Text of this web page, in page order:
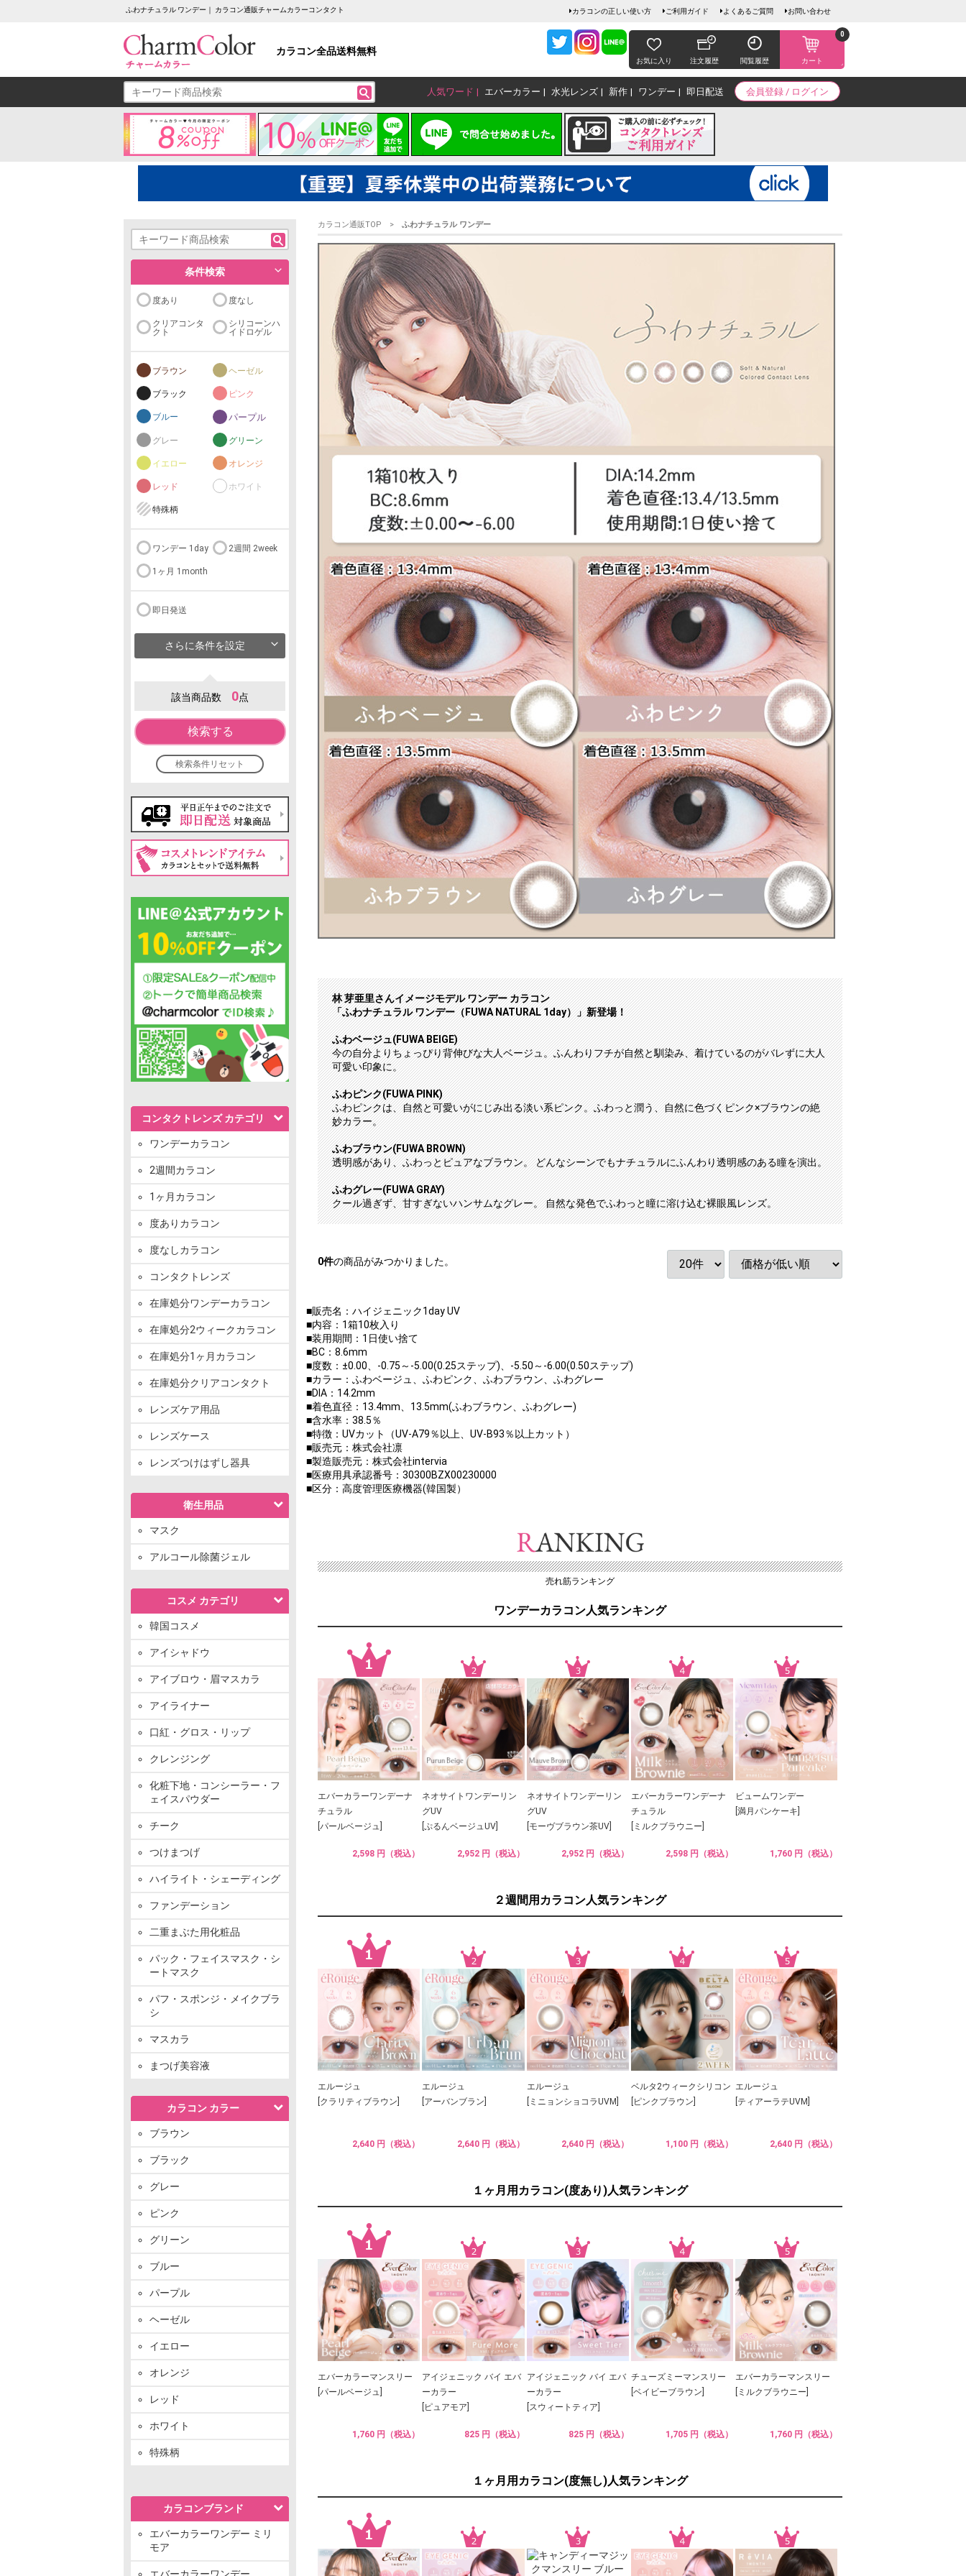
ふわナチュラル ワンデー｜ カラコン通販チャームカラーコンタクト カラコンの正しい使い方 ご利用ガイド よくあるご質問 お問い合わせ
カラコン全品送料無料
お気に入り 注文履歴 閲覧履歴 カート
0
会員登録 / ログイン
人気ワード エバーカラー 水光レンズ 新作 ワンデー 即日配送
条件検索
度あり 度なし
クリアコンタ
クト
シリコーンハ
イドロゲル
ブラウン ヘーゼル
ブラック ピンク
ブルー パープル
グレー グリーン
イエロー オレンジ
レッド ホワイト
特殊柄
ワンデー 1day 2週間 2week
1ヶ月 1month
即日発送
さらに条件を設定
該当商品数 0点
検索する
検索条件リセット
コンタクトレンズ カテゴリ
ワンデーカラコン
2週間カラコン
1ヶ月カラコン
度ありカラコン
度なしカラコン
コンタクトレンズ
在庫処分ワンデーカラコン
在庫処分2ウィークカラコン
在庫処分1ヶ月カラコン
在庫処分クリアコンタクト
レンズケア用品
レンズケース
レンズつけはずし器具
衛生用品
マスク
アルコール除菌ジェル
コスメ カテゴリ
韓国コスメ
アイシャドウ
アイブロウ・眉マスカラ
アイライナー
口紅・グロス・リップ
クレンジング
化粧下地・コンシーラー・フ
ェイスパウダー
チーク
つけまつげ
ハイライト・シェーディング
ファンデーション
二重まぶた用化粧品
パック・フェイスマスク・シ
ートマスク
パフ・スポンジ・メイクブラ
シ
マスカラ
まつげ美容液
カラコン カラー
ブラウン
ブラック
グレー
ピンク
グリーン
ブルー
パープル
ヘーゼル
イエロー
オレンジ
レッド
ホワイト
特殊柄
カラコンブランド
エバーカラーワンデー ミリ
モア
エバーカラーワンデー
カラコン通販TOP ふわナチュラル ワンデー
林 芽亜里さんイメージモデル ワンデー カラコン
「ふわナチュラル ワンデー（FUWA NATURAL 1day）」新登場！
ふわベージュ(FUWA BEIGE)
今の自分よりちょっぴり背伸びな大人ベージュ。ふんわりフチが自然と馴染み、着けているのがバレずに大人
可愛い印象に。
ふわピンク(FUWA PINK)
ふわピンクは、自然と可愛いがにじみ出る淡い系ピンク。ふわっと潤う、自然に色づくピンク×ブラウンの絶
妙カラー。
ふわブラウン(FUWA BROWN)
透明感があり、ふわっとピュアなブラウン。 どんなシーンでもナチュラルにふんわり透明感のある瞳を演出。
ふわグレー(FUWA GRAY)
クール過ぎず、甘すぎないハンサムなグレー。 自然な発色でふわっと瞳に溶け込む裸眼風レンズ。
0件の商品がみつかりました。
■販売名：ハイジェニック1day UV
■内容：1箱10枚入り
■装用期間：1日使い捨て
■BC：8.6mm
■度数：±0.00、-0.75～-5.00(0.25ステップ)、-5.50～-6.00(0.50ステップ)
■カラー：ふわベージュ、ふわピンク、ふわブラウン、ふわグレー
■DIA：14.2mm
■着色直径：13.4mm、13.5mm(ふわブラウン、ふわグレー)
■含水率：38.5％
■特徴：UVカット（UV-A79％以上、UV-B93％以上カット）
■販売元：株式会社凛
■製造販売元：株式会社intervia
■医療用具承認番号：30300BZX00230000
■区分：高度管理医療機器(韓国製）
売れ筋ランキング
ワンデーカラコン人気ランキング
エバーカラーワンデーナ
チュラル
[パールベージュ]
2,598 円（税込）
ネオサイトワンデーリン
グUV
[ぷるんベージュUV]
2,952 円（税込）
ネオサイトワンデーリン
グUV
[モーヴブラウン茶UV]
2,952 円（税込）
エバーカラーワンデーナ
チュラル
[ミルクブラウニー]
2,598 円（税込）
ビュームワンデー
[満月パンケーキ]
1,760 円（税込）
２週間用カラコン人気ランキング
エルージュ
[クラリティブラウン]
2,640 円（税込）
エルージュ
[アーバンブラン]
2,640 円（税込）
エルージュ
[ミニョンショコラUVM]
2,640 円（税込）
ベルタ2ウィークシリコン
[ピンクブラウン]
1,100 円（税込）
エルージュ
[ティアーラテUVM]
2,640 円（税込）
１ヶ月用カラコン(度あり)人気ランキング
エバーカラーマンスリー
[パールベージュ]
1,760 円（税込）
アイジェニック バイ エバ
ーカラー
[ピュアモア]
825 円（税込）
アイジェニック バイ エバ
ーカラー
[スウィートティア]
825 円（税込）
チューズミーマンスリー
[ベイビーブラウン]
1,705 円（税込）
エバーカラーマンスリー
[ミルクブラウニー]
1,760 円（税込）
１ヶ月用カラコン(度無し)人気ランキング